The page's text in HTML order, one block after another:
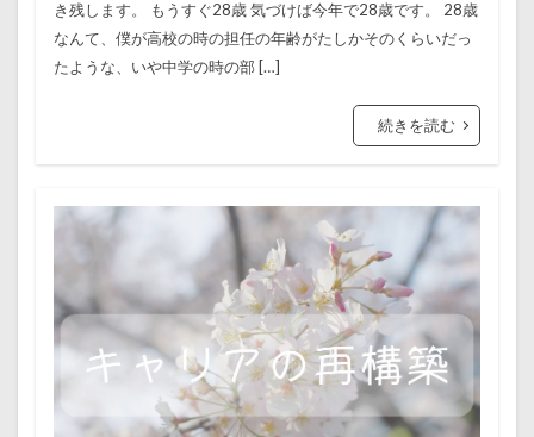
き残します。 もうすぐ28歳 気づけば今年で28歳です。 28歳
なんて、僕が高校の時の担任の年齢がたしかそのくらいだっ
たような、いや中学の時の部 […]
続きを読む